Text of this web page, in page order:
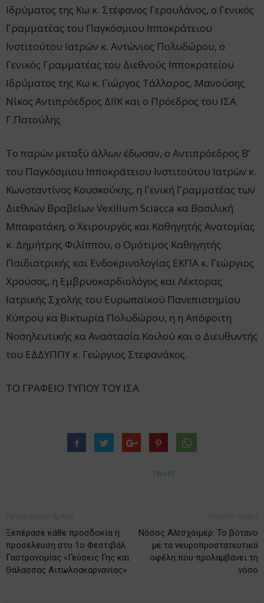
Ιδρύματος της Κω κ. Στέφανος Γερουλάνος, ο Γενικός
Γραμματέας του Παγκόσμιου Ιπποκράτειου
Ινστιτούτου Ιατρών κ. Αντώνιος Πολυδώρου, ο
Γενικός Γραμματέας του Διεθνούς Ιπποκρατείου
Ιδρύματος της Κω κ. Γιώργος Τάλλαρος, Μανούσης
Νίκος Αντιπρόεδρος ΔΙΙΚ και ο Πρόεδρος του ΙΣΑ
Γ.Πατούλης
Το παρών μεταξύ άλλων έδωσαν, ο Αντιπρόεδρος Β’
του Παγκόσμιου Ιπποκράτειου Ινστιτούτου Ιατρών κ.
Κωνσταντίνος Κουσκούκης, η Γενική Γραμματέας των
Διεθνών Βραβείων Vexillum Sciacca κα Βασιλική
Μπαφατάκη, ο Χειρουργός και Καθηγητής Ανατομίας
κ. Δημήτρης Φιλίππου, ο Ομότιμος Καθηγητής
Παιδιατρικής και Ενδοκρινολογίας ΕΚΠΑ κ. Γεώργιος
Χρούσος, η Εμβρυοκαρδιολόγος και Λέκτορας
Ιατρικής Σχολής του Ευρωπαϊκού Πανεπιστημίου
Κύπρου κα Βικτωρία Πολυδώρου, η η Απόφοιτη
Νοσηλευτικής κα Αναστασία Κοιλού και ο Διευθυντής
του ΕΔΔΥΠΠΥ κ. Γεώργιος Στεφανάκος.
ΤΟ ΓΡΑΦΕΙΟ ΤΥΠΟΥ ΤΟΥ ΙΣΑ
tweet
Ξεπέρασε κάθε προσδοκία η
προσέλευση στο 1ο Φεστιβάλ
Γαστρονομίας «Γεύσεις Γης και
Θάλασσας Αιτωλοακαρνανίας»
Νόσος Αλτσχάιμερ: Το βότανο
με τα νευροπροστατευτικά
οφέλη που προλαμβάνει τη
νόσο